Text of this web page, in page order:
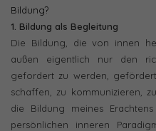
Bildung?
1. Bildung als Begleitung
Die Bildung, die von innen
außen eigentlich nur den
gefordert zu werden,
schaffen, zu kommunizieren,
die Bildung meines
persönlichen inneren